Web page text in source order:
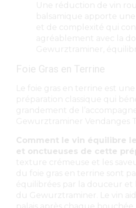
Une réduction de vin
balsamique apporte une
et de complexité qui
agréablement avec la
Gewurztraminer,
Foie Gras en Terrine
Le foie gras en terrine est
préparation classique qui
grandement de
Gewurztraminer Vendanges
Comment le vin équilibre
et onctueuses de cette
texture crémeuse et les
du foie gras en terrine sont
équilibrées par la douceur et
du Gewurztraminer. Le vin